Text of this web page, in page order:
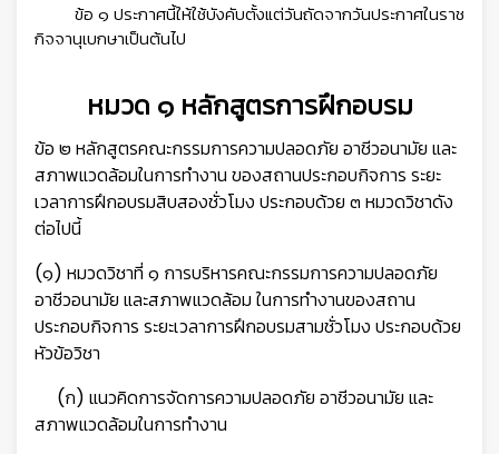
ข้อ ๑ ประกาศนี้ให้ใช้บังคับตั้งแต่วันถัดจากวันประกาศในราช
กิจจานุเบกษาเป็นต้นไป
หมวด ๑ หลักสูตรการฝึกอบรม
ข้อ ๒ หลักสูตรคณะกรรมการความปลอดภัย อาชีวอนามัย และ
สภาพแวดล้อมในการทำงาน ของสถานประกอบกิจการ ระยะ
เวลาการฝึกอบรมสิบสองชั่วโมง ประกอบด้วย ๓ หมวดวิชาดัง
ต่อไปนี้
(๑) หมวดวิชาที่ ๑ การบริหารคณะกรรมการความปลอดภัย
อาชีวอนามัย และสภาพแวดล้อม ในการทำงานของสถาน
ประกอบกิจการ ระยะเวลาการฝึกอบรมสามชั่วโมง ประกอบด้วย
หัวข้อวิชา
(ก) แนวคิดการจัดการความปลอดภัย อาชีวอนามัย และ
สภาพแวดล้อมในการทำงาน